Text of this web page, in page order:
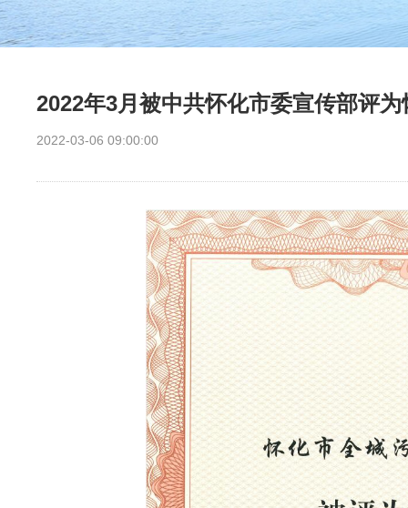
2022年3月被中共怀化市委宣传部评
2022-03-06 09:00:00